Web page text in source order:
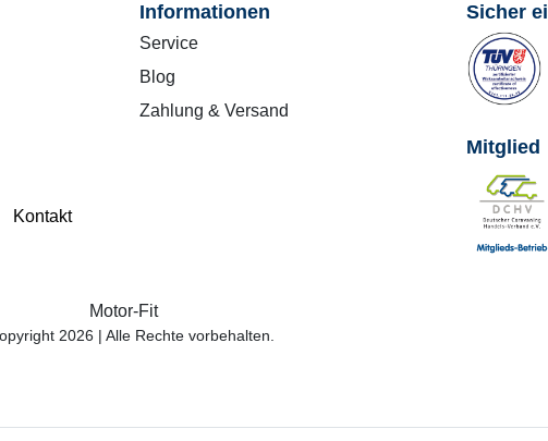
Kontakt
Informationen
Service
Blog
Zahlung & Versand
Sicher
Mitglied
Motor-Fit
2026 | Alle Rechte vorbehalten.